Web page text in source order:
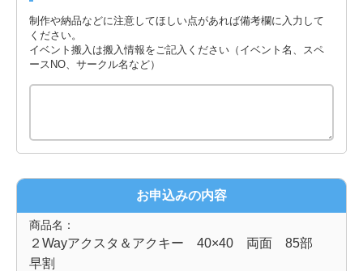
制作や納品などに注意してほしい点があれば備考欄に入力して
ください。
イベント搬入は搬入情報をご記入ください（イベント名、スペ
ースNO、サークル名など）
お申込みの内容
商品名：
２Wayアクスタ＆アクキー 40×40 両面 85部
早割